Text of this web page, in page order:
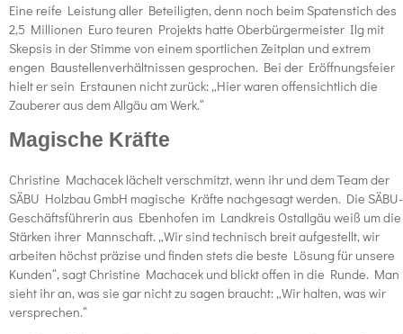
Eine reife Leistung aller Beteiligten, denn noch beim Spatenstich des
2,5 Millionen Euro teuren Projekts hatte Oberbürgermeister Ilg mit
Skepsis in der Stimme von einem sportlichen Zeitplan und extrem
engen Baustellenverhältnissen gesprochen. Bei der Eröffnungsfeier
hielt er sein Erstaunen nicht zurück: „Hier waren offensichtlich die
Zauberer aus dem Allgäu am Werk.“
Magische Kräfte
Christine Machacek lächelt verschmitzt, wenn ihr und dem Team der
SÄBU Holzbau GmbH magische Kräfte nachgesagt werden. Die SÄBU-
Geschäftsführerin aus Ebenhofen im Landkreis Ostallgäu weiß um die
Stärken ihrer Mannschaft. „Wir sind technisch breit aufgestellt, wir
arbeiten höchst präzise und finden stets die beste Lösung für unsere
Kunden“, sagt Christine Machacek und blickt offen in die Runde. Man
sieht ihr an, was sie gar nicht zu sagen braucht: „Wir halten, was wir
versprechen.“